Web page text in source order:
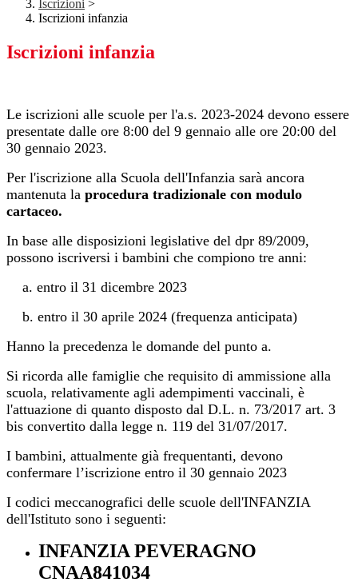
Iscrizioni >
Iscrizioni infanzia
Iscrizioni infanzia
Le iscrizioni alle scuole per l'a.s. 2023-2024 devono essere
presentate dalle ore 8:00 del 9 gennaio alle ore 20:00 del
30 gennaio 2023.
Per l'iscrizione alla Scuola dell'Infanzia sarà ancora
mantenuta la procedura tradizionale con modulo
cartaceo.
In base alle disposizioni legislative del dpr 89/2009,
possono iscriversi i bambini che compiono tre anni:
a. entro il 31 dicembre 2023
b. entro il 30 aprile 2024 (frequenza anticipata)
Hanno la precedenza le domande del punto a.
Si ricorda alle famiglie che requisito di ammissione alla
scuola, relativamente agli adempimenti vaccinali, è
l'attuazione di quanto disposto dal D.L. n. 73/2017 art. 3
bis convertito dalla legge n. 119 del 31/07/2017.
I bambini, attualmente già frequentanti, devono
confermare l’iscrizione entro il 30 gennaio 2023
I codici meccanografici delle scuole dell'INFANZIA
dell'Istituto sono i seguenti:
INFANZIA PEVERAGNO
CNAA841034